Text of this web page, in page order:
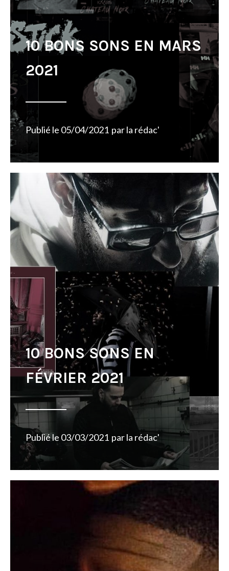
10 BONS SONS EN MARS
2021
Publié le 05/04/2021 parla rédac'
10 BONS SONS EN
FÉVRIER 2021
Publié le 03/03/2021 parla rédac'